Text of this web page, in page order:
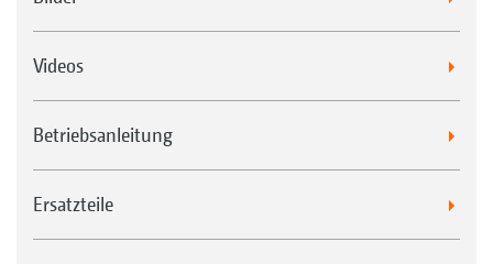
Videos
Betriebsanleitung
Ersatzteile